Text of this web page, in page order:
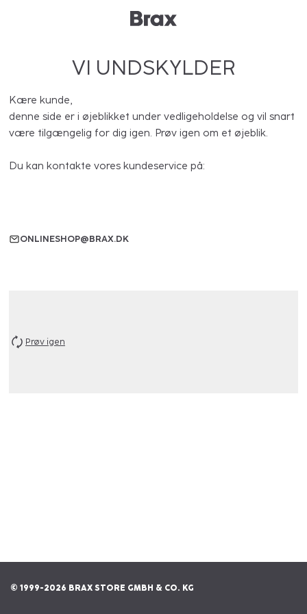
VI UNDSKYLDER
Kære kunde,
denne side er i øjeblikket under vedligeholdelse og vil snart
være tilgængelig for dig igen. Prøv igen om et øjeblik.
Du kan kontakte vores kundeservice på:
ONLINESHOP@BRAX.DK
Prøv igen
© 1999-2026 BRAX STORE GMBH & CO. KG